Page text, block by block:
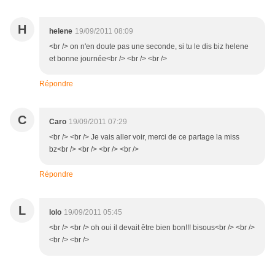
H helene 19/09/2011 08:09
<br /> on n'en doute pas une seconde, si tu le dis biz helene
et bonne journée<br /> <br /> <br />
Répondre
C Caro 19/09/2011 07:29
<br /> <br /> Je vais aller voir, merci de ce partage la miss
bz<br /> <br /> <br /> <br />
Répondre
L lolo 19/09/2011 05:45
<br /> <br /> oh oui il devait être bien bon!!! bisous<br /> <br />
<br /> <br />